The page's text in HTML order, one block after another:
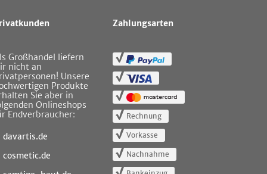
Großhandel liefern
nicht an
Unsere
Produkte
Sie aber in
Onlineshops
Endverbraucher:
davartis.de
cosmetic.de
Zahlungsarten
Rechnung
Vorkasse
Nachnahme